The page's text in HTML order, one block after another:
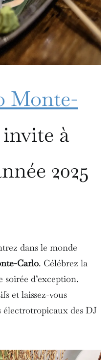
Monte-
à
2025
dans le monde
Carlo. Célébrez la
soirée d’exception.
et laissez-vous
des DJ